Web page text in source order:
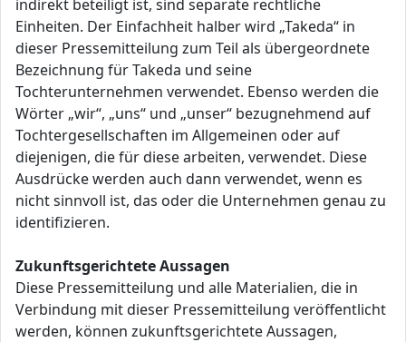
indirekt beteiligt ist, sind separate rechtliche
Einheiten. Der Einfachheit halber wird „Takeda“ in
dieser Pressemitteilung zum Teil als übergeordnete
Bezeichnung für Takeda und seine
Tochterunternehmen verwendet. Ebenso werden die
Wörter „wir“, „uns“ und „unser“ bezugnehmend auf
Tochtergesellschaften im Allgemeinen oder auf
diejenigen, die für diese arbeiten, verwendet. Diese
Ausdrücke werden auch dann verwendet, wenn es
nicht sinnvoll ist, das oder die Unternehmen genau zu
identifizieren.
Zukunftsgerichtete Aussagen
Diese Pressemitteilung und alle Materialien, die in
Verbindung mit dieser Pressemitteilung veröffentlicht
werden, können zukunftsgerichtete Aussagen,